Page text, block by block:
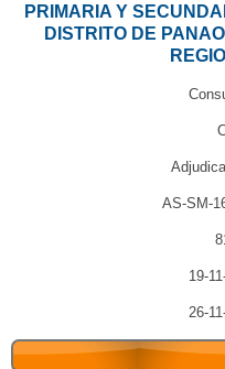
PRIMARIA Y
DISTRITO DE
AS-SM-
19-
26-